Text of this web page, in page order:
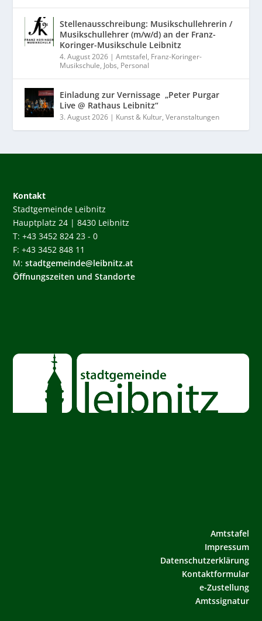
Stellenausschreibung: Musikschullehrerin /
Musikschullehrer (m/w/d) an der Franz-
Koringer-Musikschule Leibnitz
4. August 2026 |Amtstafel, Franz-Koringer-
Musikschule, Jobs, Personal
Einladung zur Vernissage „Peter Purgar
Live @ Rathaus Leibnitz“
3. August 2026 | Kunst & Kultur,Veranstaltungen
Kontakt
Stadtgemeinde Leibnitz
Hauptplatz 24 | 8430 Leibnitz
T: +43 3452 824 23 - 0
F: +43 3452 848 11
M:stadtgemeinde@leibnitz.at
Öffnungszeiten und Standorte
Amtstafel
Impressum
Datenschutzerklärung
Kontaktformular
e-Zustellung
Amtssignatur